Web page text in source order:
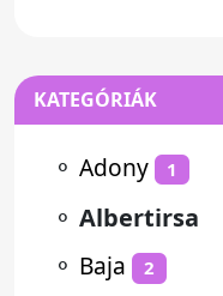
KATEGÓRIÁK
⚬ Adony 1
⚬ Albertirsa
⚬ Baja 2